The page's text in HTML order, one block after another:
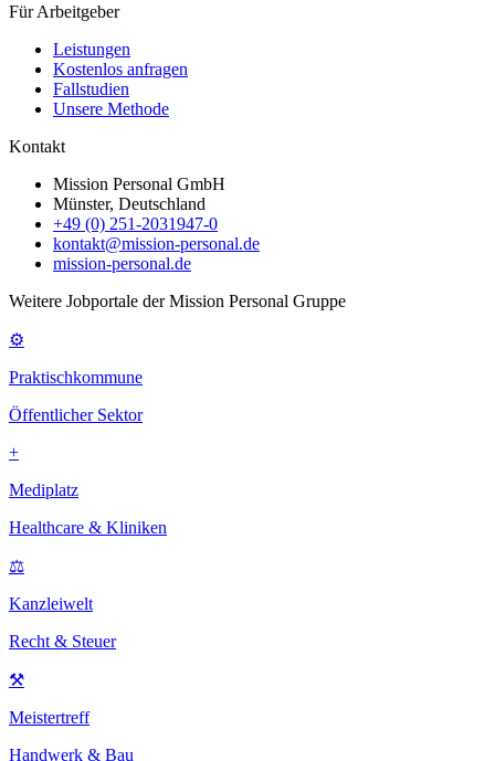
Für Arbeitgeber
Leistungen
Kostenlos anfragen
Fallstudien
Unsere Methode
Kontakt
Mission Personal GmbH
Münster, Deutschland
+49 (0) 251-2031947-0
kontakt@mission-personal.de
mission-personal.de
Weitere Jobportale der Mission Personal Gruppe
⚙
Praktischkommune
Öffentlicher Sektor
+
Mediplatz
Healthcare & Kliniken
⚖
Kanzleiwelt
Recht & Steuer
⚒
Meistertreff
Handwerk & Bau